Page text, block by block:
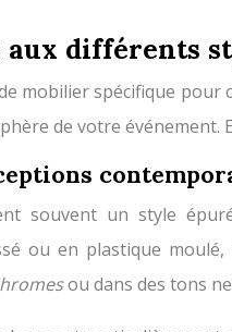
aux différents
mobilier spécifique
de votre
souvent un style
ou en plastique
ou dans des tons